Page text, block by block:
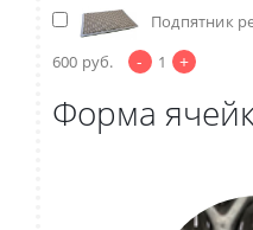
Подпятник
600 руб. - 1 +
Форма